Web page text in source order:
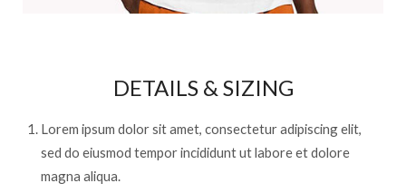
DETAILS & SIZING
Lorem ipsum dolor sit amet, consectetur adipiscing elit,
sed do eiusmod tempor incididunt ut labore et dolore
magna aliqua.